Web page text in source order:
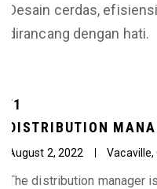
Desain cerdas,
dirancang dengan hati.
/1
DISTRIBUTION
August 2, 2022 Vacaville,
The distribution manager